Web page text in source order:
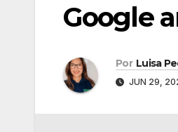
Google
Por Luisa
JUN 29,